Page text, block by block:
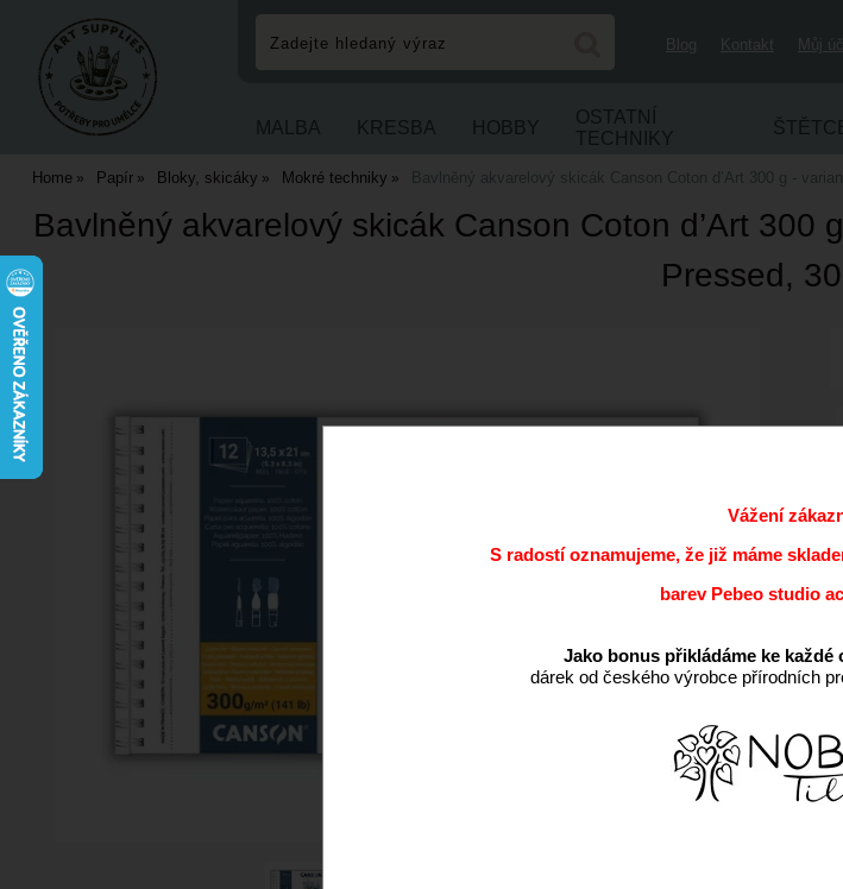
Blog Kontakt Můj
MALBA KRESBA HOBBY
OSTATNÍ
TECHNIKY
Home Papír Bloky, skicáky Mokré techniky Bavlněný akvarelový skicák Canson Coton d’Art 300 g -
Bavlněný akvarelový skicák Canson Coton d’Art
Pressed,
Vážení
S radostí oznamujeme, že již máme
barev Pebeo studio
Jako bonus přikládáme ke každé
dárek od českého výrobce přírodních